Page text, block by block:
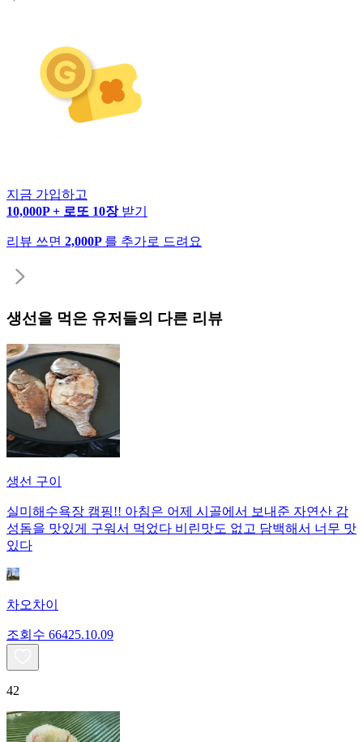
지금 가입하고
10,000P + 로또 10장 받기
리뷰 쓰면 2,000P 를 추가로 드려요
생선을 먹은 유저들의 다른 리뷰
생선 구이
실미해수욕장 캠핑!! 아침은 어제 시골에서 보내준 자연산 감
성돔을 맛있게 구워서 먹었다 비린맛도 없고 담백해서 너무 맛
있다
차오차이
조회수 66425.10.09
42